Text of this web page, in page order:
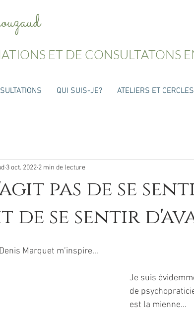
aud
ET DE CONSULTATONS
QUI SUIS-JE? ATELIERS ET CERCLES
pas de se
de se sentir
3 oct. 2022 2 min de lecture
Marquet m’inspire…
Je suis
de
est la mienne…